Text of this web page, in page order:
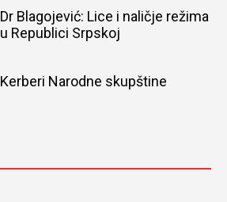
Dr Blagojević: Lice i naličje režima
u Republici Srpskoj
Kerberi Narodne skupštine